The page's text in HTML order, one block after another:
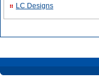
LC Designs